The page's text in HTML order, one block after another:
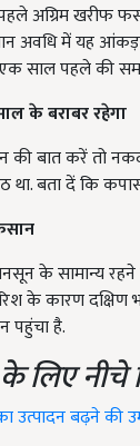
अग्रिम खरीफ
में यह आंकड़ा
साल पहले की
के बराबर रहेगा
बात करें तो
बता दें कि
के सामान्य
के कारण
पहुंचा है.
लिए
उत्पादन बढ़ने की